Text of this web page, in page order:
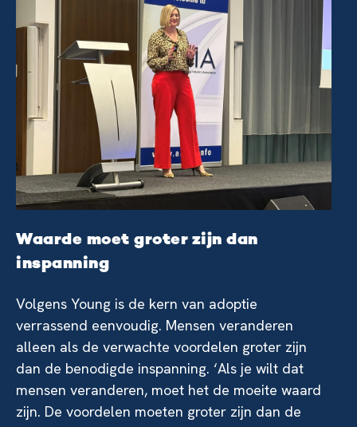
Waarde moet groter zijn dan
inspanning
Volgens Young is de kern van adoptie
verrassend eenvoudig. Mensen veranderen
alleen als de verwachte voordelen groter zijn
dan de benodigde inspanning. ‘Als je wilt dat
mensen veranderen, moet het de moeite waard
zijn. De voordelen moeten groter zijn dan de